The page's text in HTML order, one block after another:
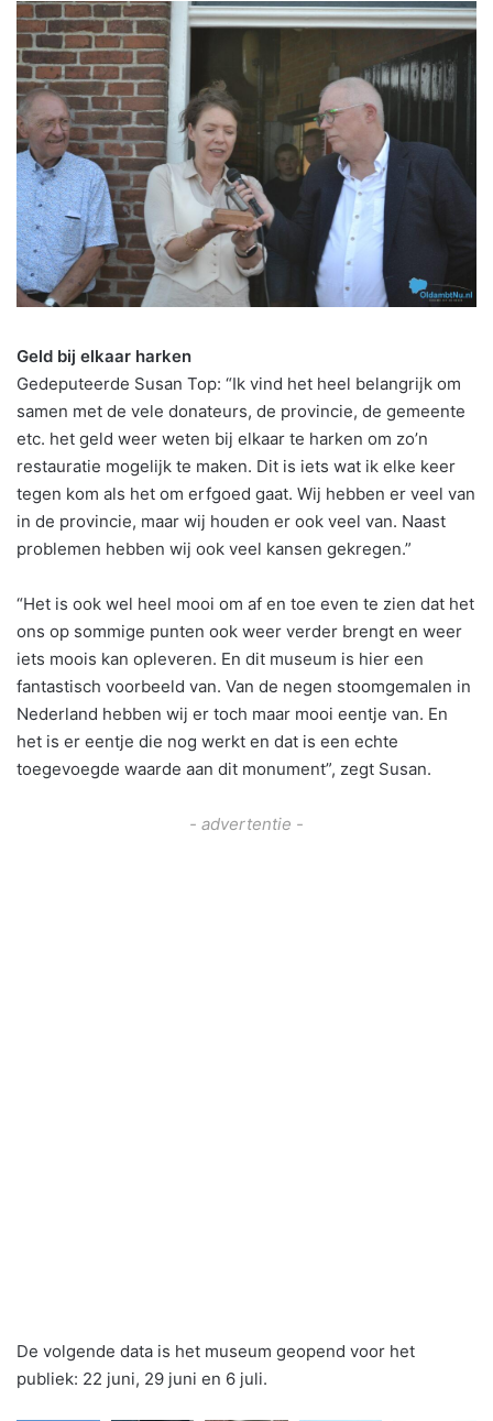
Geld bij elkaar harken
Gedeputeerde Susan Top: “Ik vind het heel belangrijk om
samen met de vele donateurs, de provincie, de gemeente
etc. het geld weer weten bij elkaar te harken om zo’n
restauratie mogelijk te maken. Dit is iets wat ik elke keer
tegen kom als het om erfgoed gaat. Wij hebben er veel van
in de provincie, maar wij houden er ook veel van. Naast
problemen hebben wij ook veel kansen gekregen.”
“Het is ook wel heel mooi om af en toe even te zien dat het
ons op sommige punten ook weer verder brengt en weer
iets moois kan opleveren. En dit museum is hier een
fantastisch voorbeeld van. Van de negen stoomgemalen in
Nederland hebben wij er toch maar mooi eentje van. En
het is er eentje die nog werkt en dat is een echte
toegevoegde waarde aan dit monument”, zegt Susan.
- advertentie -
De volgende data is het museum geopend voor het
publiek: 22 juni, 29 juni en 6 juli.